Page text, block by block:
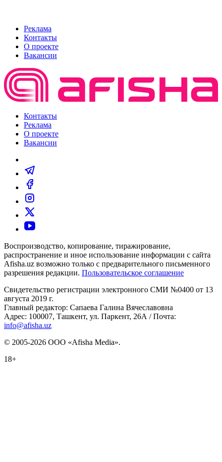
Реклама
Контакты
О проекте
Вакансии
Контакты
Реклама
О проекте
Вакансии
Воспроизводство, копирование, тиражирование,
распространение и иное использование информации с сайта
Afisha.uz возможно только с предварительного письменного
разрешения редакции. Пользовательское соглашение
Свидетельство регистрации электронного СМИ №0400 от 13
августа 2019 г.
Главный редактор: Сапаева Галина Вячеславовна
Адрес: 100007, Ташкент, ул. Паркент, 26А / Почта:
info@afisha.uz
© 2005-2026 ООО «Afisha Media».
18+